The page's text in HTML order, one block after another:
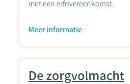
met een erfovereenkomst.
Meer informatie
De zorgvolmacht